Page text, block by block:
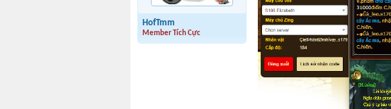
HofTmm
Member Tích Cực